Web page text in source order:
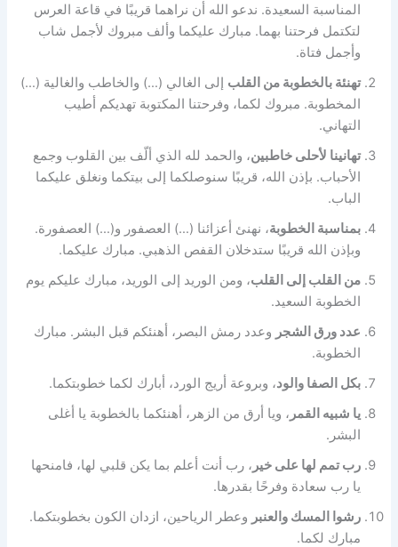
المناسبة السعيدة. ندعو الله أن نراهما قريبًا في قاعة العرس
لتكتمل فرحتنا بهما. مبارك عليكما وألف مبروك لأجمل شاب
وأجمل فتاة.
تهنئة بالخطوبة من القلب إلى الغالي (…) والخاطب والغالية (…)
المخطوبة. مبروك لكما، وفرحتنا المكتوبة تهديكم أطيب
التهاني.
تهانينا لأحلى خاطبين، والحمد لله الذي ألّف بين القلوب وجمع
الأحباب. بإذن الله، قريبًا سنوصلكما إلى بيتكما ونغلق عليكما
الباب.
بمناسبة الخطوبة، نهنئ أعزائنا (…) العصفور و(…) العصفورة.
وبإذن الله قريبًا ستدخلان القفص الذهبي. مبارك عليكما.
من القلب إلى القلب، ومن الوريد إلى الوريد، مبارك عليكم يوم
الخطوبة السعيد.
عدد ورق الشجر وعدد رمش البصر، أهنئكم قبل البشر. مبارك
الخطوبة.
بكل الصفا والود، وبروعة أريج الورد، أبارك لكما خطوبتكما.
يا شبيه القمر ، ويا أرق من الزهر، أهنئكما بالخطوبة يا أغلى
البشر.
رب تمم لها على خير ، رب أنت أعلم بما يكن قلبي لها، فامنحها
يا رب سعادة وفرحًا بقدرها.
رشوا المسك والعنبر وعطر الرياحين، ازدان الكون بخطوبتكما.
مبارك لكما.